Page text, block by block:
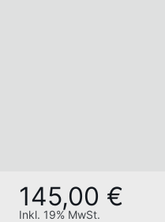
145,00 €
Inkl. 19% MwSt.